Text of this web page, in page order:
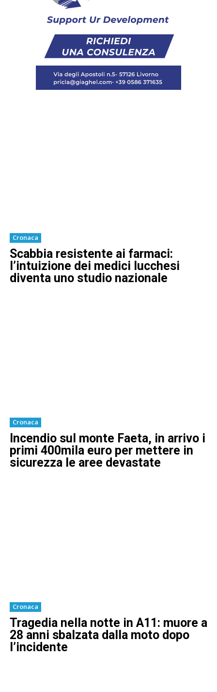
Cronaca
Scabbia resistente ai farmaci:
l’intuizione dei medici lucchesi
diventa uno studio nazionale
Cronaca
Incendio sul monte Faeta, in arrivo i
primi 400mila euro per mettere in
sicurezza le aree devastate
Cronaca
Tragedia nella notte in A11: muore a
28 anni sbalzata dalla moto dopo
l’incidente